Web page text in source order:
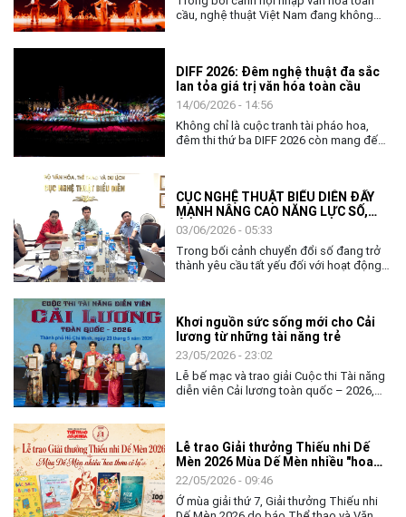
cầu, nghệ thuật Việt Nam đang không
DIFF 2026: Đêm nghệ thuật đa sắc
lan tỏa giá trị văn hóa toàn cầu
14/06/2026 - 14:56
Không chỉ là cuộc tranh tài pháo hoa,
đêm thi thứ ba DIFF 2026 còn mang đến
CỤC NGHỆ THUẬT BIỂU DIỄN ĐẨY
MẠNH NÂNG CAO NĂNG LỰC SỐ,
ỨNG DỤNG AI TRONG THỰC THI
CÔNG VỤ
03/06/2026 - 05:33
Trong bối cảnh chuyển đổi số đang trở
thành yêu cầu tất yếu đối với hoạt động
càng có ý nghĩa quan trọng. Với tinh thần
chủ động thích ứng và đổi mới, ngày
02/6, Cục Nghệ thuật biểu diễn đã tổ
chức chương trình tập huấn, bồi dưỡng
về chuyển đổi số và ứng dụng AI cho
toàn thể lãnh đạo, công chức và người
Khơi nguồn sức sống mới cho Cải
lương từ những tài năng trẻ
23/05/2026 - 23:02
Lễ bế mạc và trao giải Cuộc thi Tài năng
diễn viên Cải lương toàn quốc – 2026,
giữ và làm mới nghệ thuật Cải lương
trong đời sống đương đại.
Lễ trao Giải thưởng Thiếu nhi Dế
Mèn 2026 Mùa Dế Mèn nhiều "hoa
thơm cỏ lạ"
22/05/2026 - 09:46
Ở mùa giải thứ 7, Giải thưởng Thiếu nhi